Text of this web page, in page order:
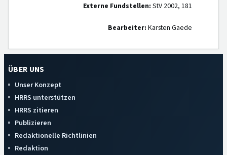
Externe Fundstellen: StV 2002, 181
Bearbeiter: Karsten Gaede
ÜBER UNS
Unser Konzept
HRRS unterstützen
HRRS zitieren
Publizieren
Redaktionelle Richtlinien
Redaktion